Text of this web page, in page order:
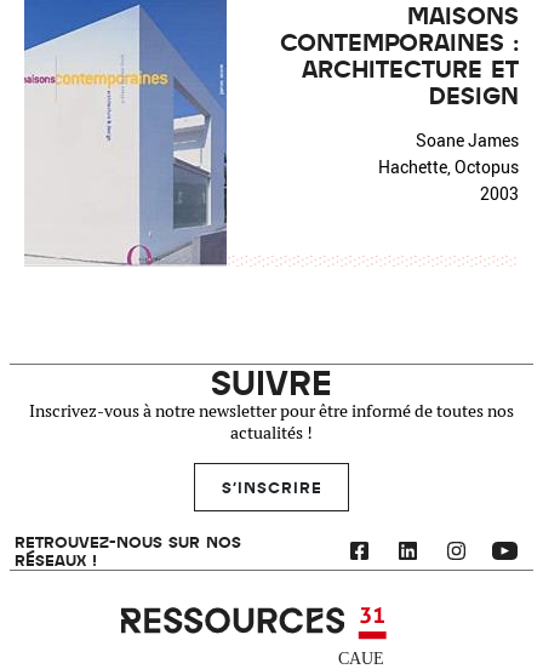
MAISONS
CONTEMPORAINES :
ARCHITECTURE ET
DESIGN
Soane James
Hachette, Octopus
2003
SUIVRE
Inscrivez-vous à notre newsletter pour être informé de toutes nos
actualités !
S'INSCRIRE
RETROUVEZ-NOUS SUR NOS
RÉSEAUX !
Ressources 31